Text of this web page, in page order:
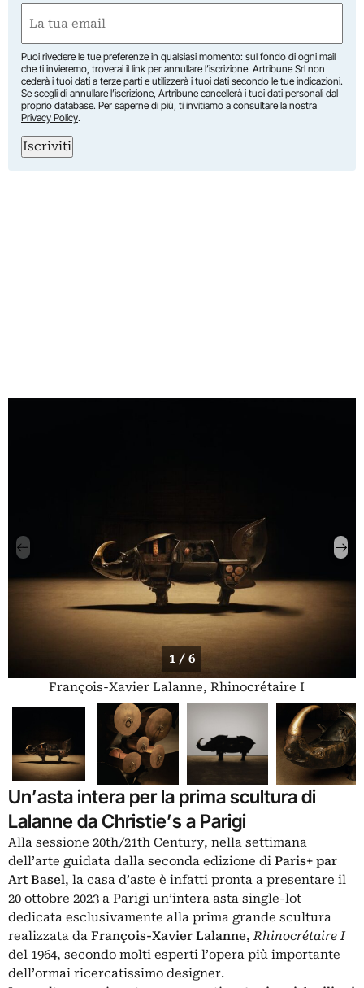
First
(Required)
Puoi rivedere le tue preferenze in qualsiasi momento: sul fondo di ogni mail
che ti invieremo, troverai il link per annullare l’iscrizione. Artribune Srl non
cederà i tuoi dati a terze parti e utilizzerà i tuoi dati secondo le tue indicazioni.
Se scegli di annullare l’iscrizione, Artribune cancellerà i tuoi dati personali dal
proprio database. Per saperne di più, ti invitiamo a consultare la nostra
Privacy Policy.
Iscriviti
1 / 6
François-Xavier Lalanne, Rhinocrétaire I
Un’asta intera per la prima scultura di
Lalanne da Christie’s a Parigi
Alla sessione 20th/21th Century, nella settimana
dell’arte guidata dalla seconda edizione di Paris+ par
Art Basel, la casa d’aste è infatti pronta a presentare il
20 ottobre 2023 a Parigi un’intera asta single-lot
dedicata esclusivamente alla prima grande scultura
realizzata da François-Xavier Lalanne, Rhinocrétaire I
del 1964, secondo molti esperti l’opera più importante
dell’ormai ricercatissimo designer.